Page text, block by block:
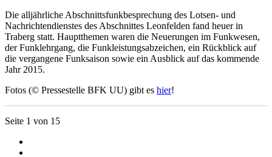
Die alljährliche Abschnittsfunkbesprechung des Lotsen- und
Nachrichtendienstes des Abschnittes Leonfelden fand heuer in
Traberg statt. Hauptthemen waren die Neuerungen im Funkwesen,
der Funklehrgang, die Funkleistungsabzeichen, ein Rückblick auf
die vergangene Funksaison sowie ein Ausblick auf das kommende
Jahr 2015.
Fotos (© Pressestelle BFK UU) gibt es hier!
Seite 1 von 15